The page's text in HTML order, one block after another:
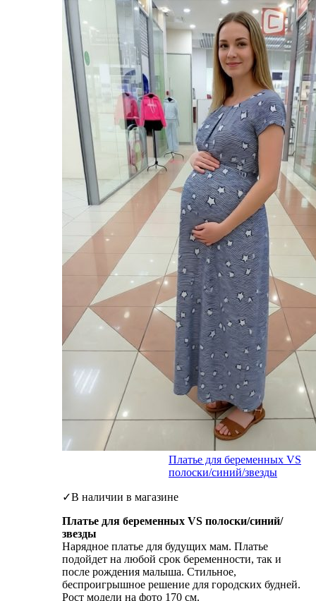
Платье для беременных VS
полоски/синий/звезды
✓В наличии в магазине
Платье для беременных VS полоски/синий/
звезды
Нарядное платье для будущих мам. Платье
подойдет на любой срок беременности, так и
после рождения малыша. Стильное,
беспроигрышное решение для городских будней.
Рост модели на фото 170 см.